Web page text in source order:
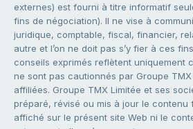
externes) est fourni à titre informatif
fins de négociation). Il ne vise à
juridique, comptable, fiscal, financier,
autre et l’on ne doit pas s’y fier à ces
conseils exprimés reflètent uniquement
ne sont pas cautionnés par Groupe
affiliées. Groupe TMX Limitée et ses
préparé, révisé ou mis à jour le contenu
affiché sur le présent site Web ni le